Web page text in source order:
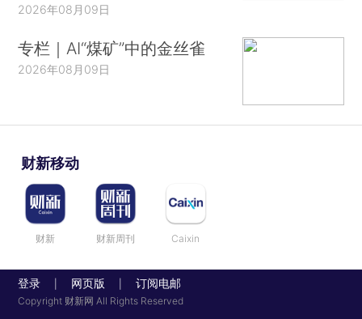
2026年08月09日
专栏｜AI“煤矿”中的金丝雀
2026年08月09日
财新移动
财新 财新周刊 Caixin
登录 网页版 订阅电邮
Copyright 财新网 All Rights Reserved